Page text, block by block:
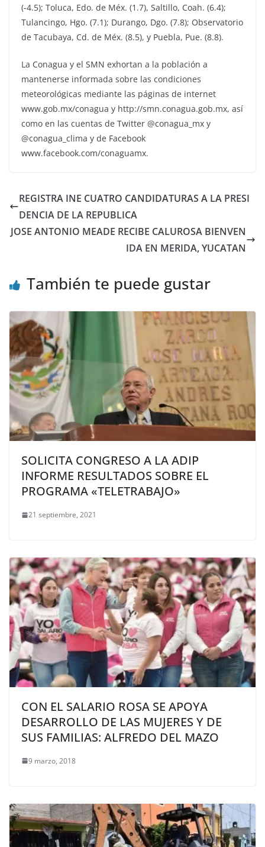
(-4.5); Toluca, Edo. de Méx. (1.7), Saltillo, Coah. (6.4);
Tulancingo, Hgo. (7.1); Durango, Dgo. (7.8); Observatorio
de Tacubaya, Cd. de Méx. (8.5), y Puebla, Pue. (8.8).
La Conagua y el SMN exhortan a la población a
mantenerse informada sobre las condiciones
meteorológicas mediante las páginas de internet
www.gob.mx/conagua y http://smn.conagua.gob.mx, así
como en las cuentas de Twitter @conagua_mx y
@conagua_clima y de Facebook
www.facebook.com/conaguamx.
REGISTRA INE CUATRO CANDIDATURAS A LA PRESI
DENCIA DE LA REPUBLICA
JOSE ANTONIO MEADE RECIBE CALUROSA BIENVEN
IDA EN MERIDA, YUCATAN
También te puede gustar
SOLICITA CONGRESO A LA ADIP
INFORME RESULTADOS SOBRE EL
PROGRAMA «TELETRABAJO»
21 septiembre, 2021
CON EL SALARIO ROSA SE APOYA
DESARROLLO DE LAS MUJERES Y DE
SUS FAMILIAS: ALFREDO DEL MAZO
9 marzo, 2018